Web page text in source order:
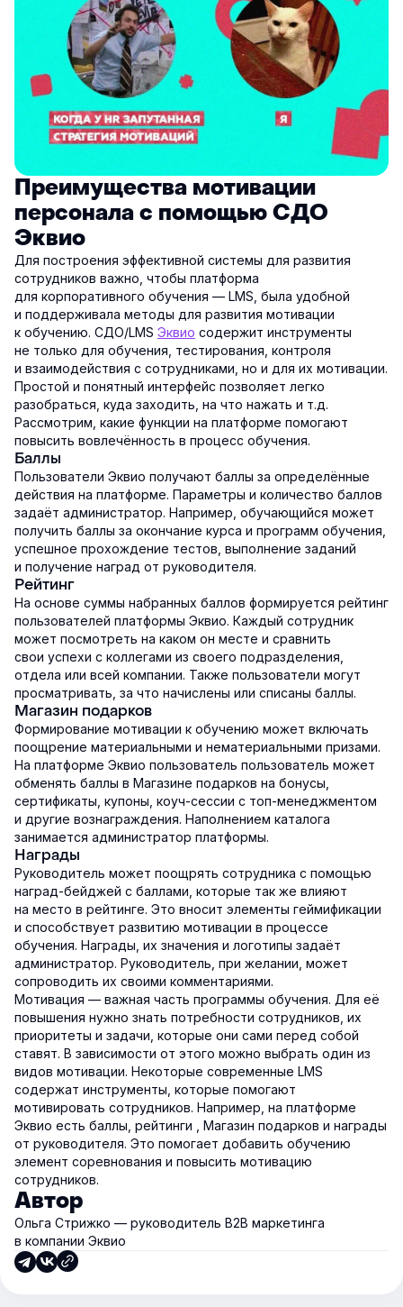
Преимущества мотивации
персонала с помощью СДО
Эквио
Для построения эффективной системы для развития
сотрудников важно, чтобы платформа
для корпоративного обучения — LMS, была удобной
и поддерживала методы для развития мотивации
к обучению. СДО/LMS Эквио содержит инструменты
не только для обучения, тестирования, контроля
и взаимодействия с сотрудниками, но и для их мотивации.
Простой и понятный интерфейс позволяет легко
разобраться, куда заходить, на что нажать и т.д.
Рассмотрим, какие функции на платформе помогают
повысить вовлечённость в процесс обучения.
Баллы
Пользователи Эквио получают баллы за определённые
действия на платформе. Параметры и количество баллов
задаёт администратор. Например, обучающийся может
получить баллы за окончание курса и программ обучения,
успешное прохождение тестов, выполнение заданий
и получение наград от руководителя.
Рейтинг
На основе суммы набранных баллов формируется рейтинг
пользователей платформы Эквио. Каждый сотрудник
может посмотреть на каком он месте и сравнить
свои успехи с коллегами из своего подразделения,
отдела или всей компании. Также пользователи могут
просматривать, за что начислены или списаны баллы.
Магазин подарков
Формирование мотивации к обучению может включать
поощрение материальными и нематериальными призами.
На платформе Эквио пользователь пользователь может
обменять баллы в Магазине подарков на бонусы,
сертификаты, купоны, коуч-сессии с топ-менеджментом
и другие вознаграждения. Наполнением каталога
занимается администратор платформы.
Награды
Руководитель может поощрять сотрудника с помощью
наград-бейджей с баллами, которые так же влияют
на место в рейтинге. Это вносит элементы геймификации
и способствует развитию мотивации в процессе
обучения. Награды, их значения и логотипы задаёт
администратор. Руководитель, при желании, может
сопроводить их своими комментариями.
Мотивация — важная часть программы обучения. Для её
повышения нужно знать потребности сотрудников, их
приоритеты и задачи, которые они сами перед собой
ставят. В зависимости от этого можно выбрать один из
видов мотивации. Некоторые современные LMS
содержат инструменты, которые помогают
мотивировать сотрудников. Например, на платформе
Эквио есть баллы, рейтинги , Магазин подарков и награды
от руководителя. Это помогает добавить обучению
элемент соревнования и повысить мотивацию
сотрудников.
Автор
Ольга Стрижко — руководитель В2В маркетинга
в компании Эквио